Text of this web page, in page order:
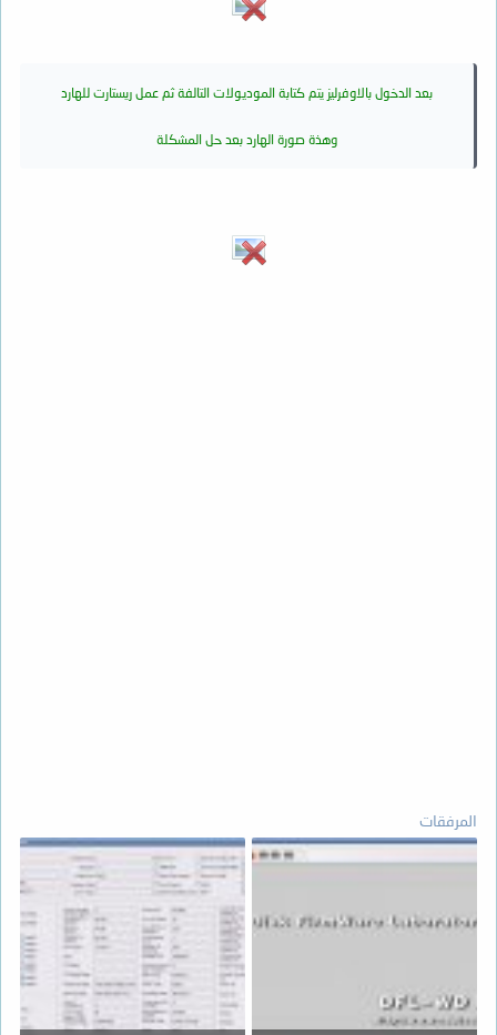
بعد الدخول بالاوفرليز يتم كتابة الموديولات التالفة ثم عمل ريستارت للهارد
وهذة صورة الهارد بعد حل المشكلة
المرفقات